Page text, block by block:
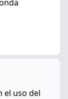
el uso del